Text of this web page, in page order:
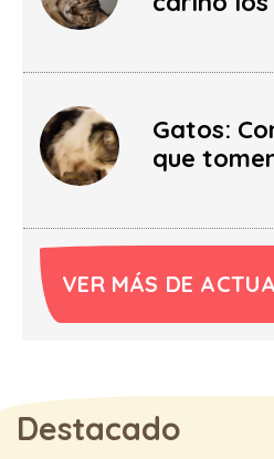
Gatos:
que
VER MÁS DE
Destacado